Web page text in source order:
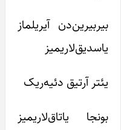
بیربیرین‌دن آیریلماز
یاسدیق‌لاریمیز
یئتر آرتیق دئیه‌ریک
بونجا یاتاق‌لاریمیز